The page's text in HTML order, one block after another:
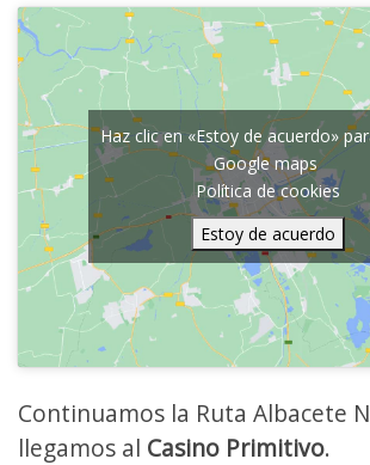
Haz clic en «Estoy de acuerdo»
Google maps
Política de cookies
Estoy de acuerdo
Continuamos la Ruta Albacete
llegamos al Casino Primitivo.